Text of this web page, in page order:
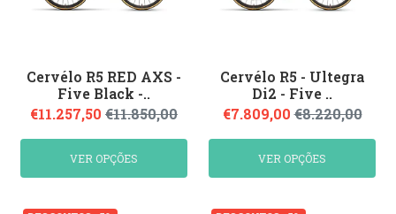
Cervélo R5 RED AXS -
Five Black -..
€11.257,50 €11.850,00
VER OPÇÕES
Cervélo R5 - Ultegra
Di2 - Five ..
€7.809,00 €8.220,00
VER OPÇÕES